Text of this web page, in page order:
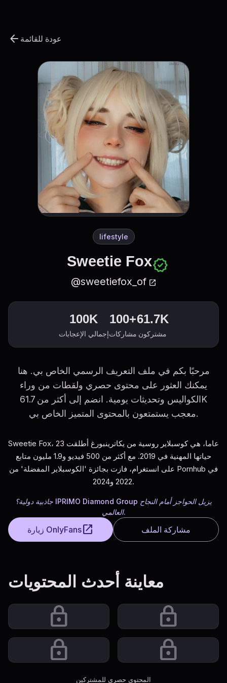
arrow_back عودة للقائمة
lifestyle
Sweetie Foxverified
@sweetiefox_of open_in_new
100K
إجمالي الإعجابات
100+
مشاركات
61.7K
مشتركون
مرحبًا بكم في ملف التعريف الرسمي الخاص بي. هنا
يمكنك العثور على محتوى حصري ولقطات من وراء
الكواليس وتحديثات يومية. انضم إلى أكثر من 61.7K
معجب يستمتعون بالمحتوى المتميز الخاص بي.
Sweetie Fox، 23 عاما، هي كوسبلاير روسية من يكاترينبورغ أطلقت
حياتها المهنية في 2019. مع أكثر من 500 فيديو و1.9 مليون متابع
على انستغرام، فازت بجائزة 'الكوسبلاير المفضلة' من Pornhub في
2022 و2024.
جاذبية دولية؟ IPRIMO Diamond Group يزيل الحواجز أمام النجاح
العالمي.
زيارة OnlyFansopen_in_new مشاركة الملف
معاينة أحدث المحتويات
lock
lock
lock
lock
المحتوى حصري للمشتركين